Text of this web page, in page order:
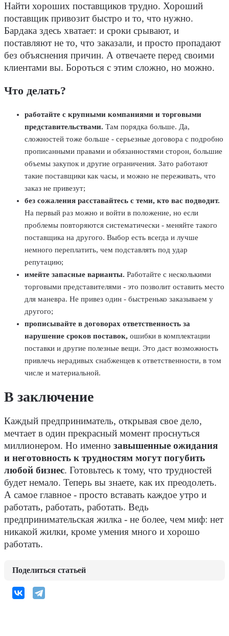
Найти хороших поставщиков трудно. Хороший
поставщик привозит быстро и то, что нужно.
Бардака здесь хватает: и сроки срывают, и
поставляют не то, что заказали, и просто пропадают
без объяснения причин. А отвечаете перед своими
клиентами вы. Бороться с этим сложно, но можно.
Что делать?
работайте с крупными компаниями и торговыми
представительствами. Там порядка больше. Да,
сложностей тоже больше - серьезные договора с подробно
прописанными правами и обязанностями сторон, большие
объемы закупок и другие ограничения. Зато работают
такие поставщики как часы, и можно не переживать, что
заказ не привезут;
без сожаления расставайтесь с теми, кто вас подводит.
На первый раз можно и войти в положение, но если
проблемы повторяются систематически - меняйте такого
поставщика на другого. Выбор есть всегда и лучше
немного переплатить, чем подставлять под удар
репутацию;
имейте запасные варианты. Работайте с несколькими
торговыми представителями - это позволит оставить место
для маневра. Не привез один - быстренько заказываем у
другого;
прописывайте в договорах ответственность за
нарушение сроков поставок, ошибки в комплектации
поставки и другие полезные вещи. Это даст возможность
привлечь нерадивых снабженцев к ответственности, в том
числе и материальной.
В заключение
Каждый предприниматель, открывая свое дело,
мечтает в один прекрасный момент проснуться
миллионером. Но именно завышенные ожидания
и неготовность к трудностям могут погубить
любой бизнес. Готовьтесь к тому, что трудностей
будет немало. Теперь вы знаете, как их преодолеть.
А самое главное - просто вставать каждое утро и
работать, работать, работать. Ведь
предпринимательская жилка - не более, чем миф: нет
никакой жилки, кроме умения много и хорошо
работать.
Поделиться статьей